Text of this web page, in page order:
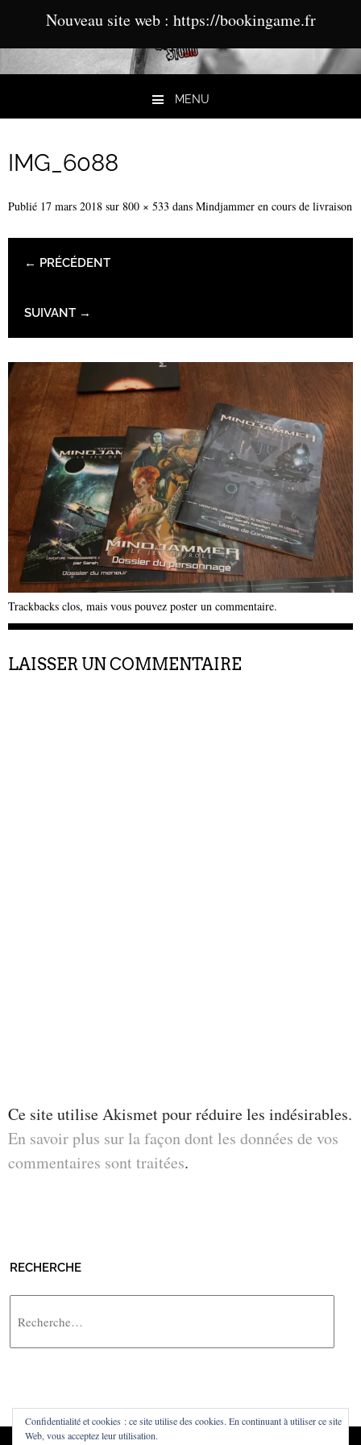
MENU
IMG_6088
Publié 17 mars 2018 sur 800 × 533 dans Mindjammer en cours de livraison
← PRÉCÉDENT
SUIVANT →
Trackbacks clos, mais vous pouvez poster un commentaire.
LAISSER UN COMMENTAIRE
Ce site utilise Akismet pour réduire les indésirables.
En savoir plus sur la façon dont les données de vos
commentaires sont traitées.
RECHERCHE
Nouveau site web : https://bookingame.fr
Confidentialité et cookies : ce site utilise des cookies. En continuant à utiliser ce site
Web, vous acceptez leur utilisation.